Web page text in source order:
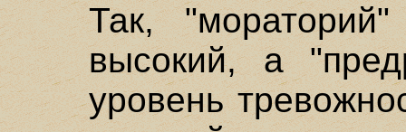
Так,
высокий, а
уровень